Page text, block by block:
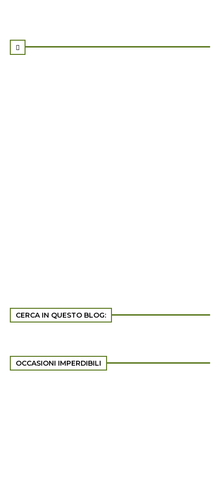

CERCA IN QUESTO BLOG:
OCCASIONI IMPERDIBILI